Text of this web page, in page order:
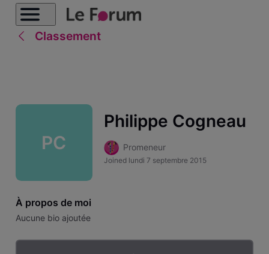
Classement
PC
Philippe Cogneau
Promeneur
Joined lundi 7 septembre 2015
À propos de moi
Aucune bio ajoutée